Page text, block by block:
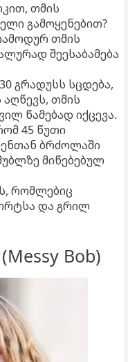
თმის
გამოყენებით?
თმის
შეესაბამება
გრადუსს სცდება,
თმის
წამებად იქცევა.
45 წუთი
ბრძოლაში
მიწებებულ
რომლებიც
და გრილ
Bob)